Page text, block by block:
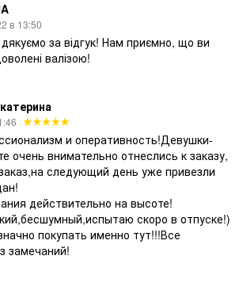
в 13:50
за відгук! Нам приємно, що ви
валізою!
и оперативность!Девушки-
очень внимательно отнеслись к заказу,
следующий день уже привезли
действительно на высоте!
скоро в отпуске!)
покупать именно тут!!!Все
замечаний!